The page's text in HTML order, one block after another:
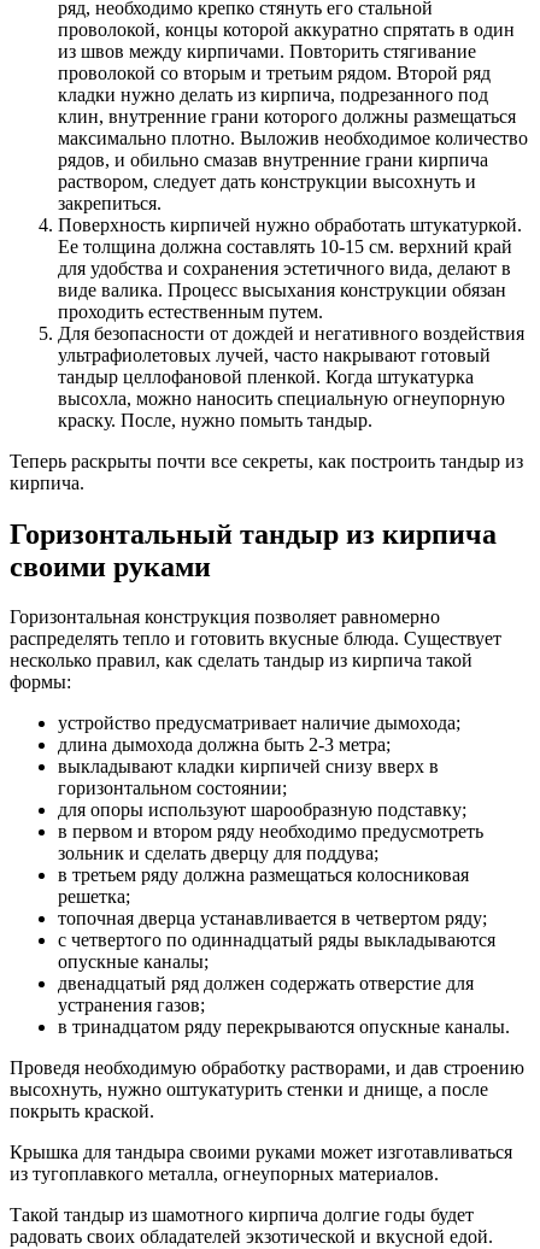
ряд, необходимо крепко стянуть его стальной
проволокой, концы которой аккуратно спрятать в один
из швов между кирпичами. Повторить стягивание
проволокой со вторым и третьим рядом. Второй ряд
кладки нужно делать из кирпича, подрезанного под
клин, внутренние грани которого должны размещаться
максимально плотно. Выложив необходимое количество
рядов, и обильно смазав внутренние грани кирпича
раствором, следует дать конструкции высохнуть и
закрепиться.
Поверхность кирпичей нужно обработать штукатуркой.
Ее толщина должна составлять 10-15 см. верхний край
для удобства и сохранения эстетичного вида, делают в
виде валика. Процесс высыхания конструкции обязан
проходить естественным путем.
Для безопасности от дождей и негативного воздействия
ультрафиолетовых лучей, часто накрывают готовый
тандыр целлофановой пленкой. Когда штукатурка
высохла, можно наносить специальную огнеупорную
краску. После, нужно помыть тандыр.
Теперь раскрыты почти все секреты, как построить тандыр из
кирпича.
Горизонтальный тандыр из кирпича
своими руками
Горизонтальная конструкция позволяет равномерно
распределять тепло и готовить вкусные блюда. Существует
несколько правил, как сделать тандыр из кирпича такой
формы:
устройство предусматривает наличие дымохода;
длина дымохода должна быть 2-3 метра;
выкладывают кладки кирпичей снизу вверх в
горизонтальном состоянии;
для опоры используют шарообразную подставку;
в первом и втором ряду необходимо предусмотреть
зольник и сделать дверцу для поддува;
в третьем ряду должна размещаться колосниковая
решетка;
топочная дверца устанавливается в четвертом ряду;
с четвертого по одиннадцатый ряды выкладываются
опускные каналы;
двенадцатый ряд должен содержать отверстие для
устранения газов;
в тринадцатом ряду перекрываются опускные каналы.
Проведя необходимую обработку растворами, и дав строению
высохнуть, нужно оштукатурить стенки и днище, а после
покрыть краской.
Крышка для тандыра своими руками может изготавливаться
из тугоплавкого металла, огнеупорных материалов.
Такой тандыр из шамотного кирпича долгие годы будет
радовать своих обладателей экзотической и вкусной едой.